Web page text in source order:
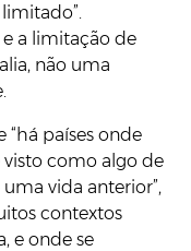
e a limitação de
não uma
países onde
como algo de
vida anterior”,
contextos
e onde se